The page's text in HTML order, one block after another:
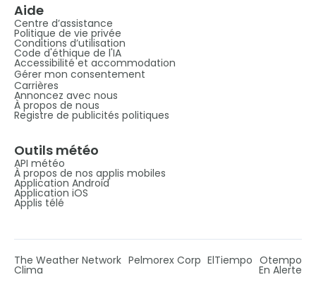
Aide
Centre d’assistance
Politique de vie privée
Conditions d’utilisation
Code d'éthique de l'IA
Accessibilité et accommodation
Gérer mon consentement
Carrières
Annoncez avec nous
À propos de nous
Registre de publicités politiques
Outils météo
API météo
À propos de nos applis mobiles
Application Android
Application iOS
Applis télé
The Weather Network Pelmorex Corp ElTiempo Otempo
Clima En Alerte